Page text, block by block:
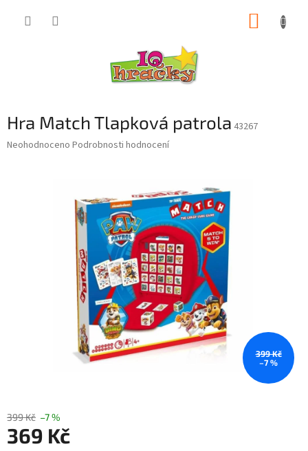
Hra Match Tlapková patrola 43267
Průměrné
Neohodnoceno Podrobnosti hodnocení
399 Kč
–7 %
399 Kč –7 %
369 Kč